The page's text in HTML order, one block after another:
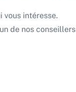
vous intéresse.
de nos